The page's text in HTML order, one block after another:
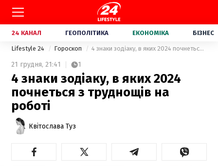
24 КАНАЛ ГЕОПОЛІТИКА ЕКОНОМІКА БІЗНЕС
Lifestyle 24 Гороскоп 4 знаки зодіаку, в яких 2024 почнеться з труднощів на роботі
21 грудня, 21:41 1
4 знаки зодіаку, в яких 2024
почнеться з труднощів на
роботі
Квітослава Туз